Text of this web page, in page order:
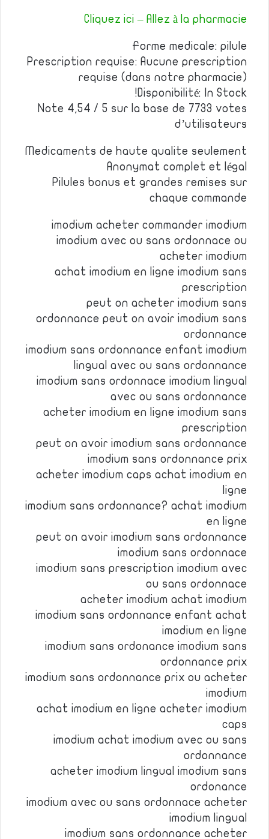
Cliquez ici – Allez à la pharmacie
Forme medicale: pilule
Prescription requise: Aucune prescription
requise (dans notre pharmacie)
Disponibilité: In Stock!
Note 4,54 / 5 sur la base de 7733 votes
d’utilisateurs
Medicaments de haute qualite seulement
Anonymat complet et légal
Pilules bonus et grandes remises sur
chaque commande
imodium acheter commander imodium
imodium avec ou sans ordonnace ou
acheter imodium
achat imodium en ligne imodium sans
prescription
peut on acheter imodium sans
ordonnance peut on avoir imodium sans
ordonnance
imodium sans ordonnance enfant imodium
lingual avec ou sans ordonnance
imodium sans ordonnace imodium lingual
avec ou sans ordonnance
acheter imodium en ligne imodium sans
prescription
peut on avoir imodium sans ordonnance
imodium sans ordonnance prix
acheter imodium caps achat imodium en
ligne
imodium sans ordonnance? achat imodium
en ligne
peut on avoir imodium sans ordonnance
imodium sans ordonnace
imodium sans prescription imodium avec
ou sans ordonnace
acheter imodium achat imodium
imodium sans ordonnance enfant achat
imodium en ligne
imodium sans ordonance imodium sans
ordonnance prix
imodium sans ordonnance prix ou acheter
imodium
achat imodium en ligne acheter imodium
caps
imodium achat imodium avec ou sans
ordonnance
acheter imodium lingual imodium sans
ordonance
imodium avec ou sans ordonnace acheter
imodium lingual
imodium sans ordonnance acheter